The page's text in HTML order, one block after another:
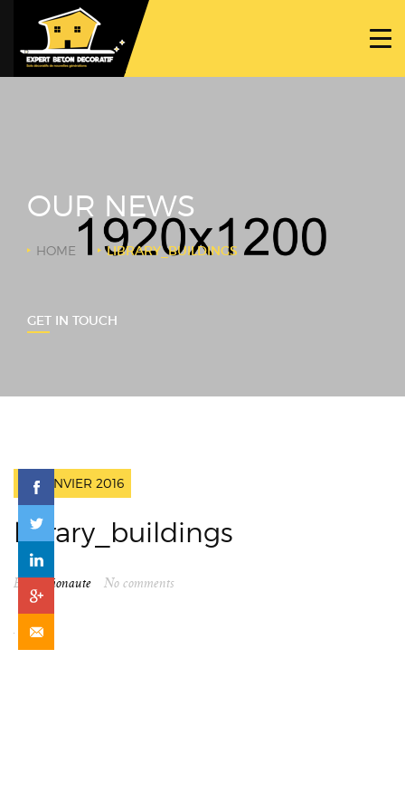
PROJETS
NOUS CONTACTER
OUR NEWS
HOME LIBRARY_BUILDINGS
GET IN TOUCH
10 JANVIER 2016
library_buildings
By spationaute No comments